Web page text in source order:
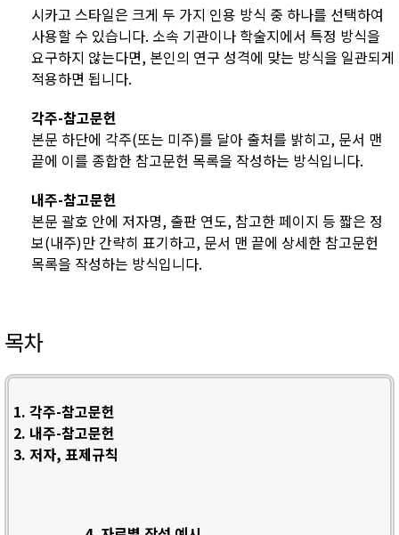
시카고 스타일은 크게 두 가지 인용 방식 중 하나를 선택하여
사용할 수 있습니다. 소속 기관이나 학술지에서 특정 방식을
요구하지 않는다면, 본인의 연구 성격에 맞는 방식을 일관되게
적용하면 됩니다.
각주-참고문헌
본문 하단에 각주(또는 미주)를 달아 출처를 밝히고, 문서 맨
끝에 이를 종합한 참고문헌 목록을 작성하는 방식입니다.
내주-참고문헌
본문 괄호 안에 저자명, 출판 연도, 참고한 페이지 등 짧은 정
보(내주)만 간략히 표기하고, 문서 맨 끝에 상세한 참고문헌
목록을 작성하는 방식입니다.
목차
1. 각주-참고문헌
2. 내주-참고문헌
3. 저자, 표제규칙